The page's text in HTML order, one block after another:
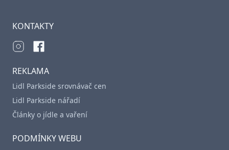
KONTAKTY
REKLAMA
Lidl Parkside srovnávač cen
Lidl Parkside nářadí
Články o jídle a vaření
PODMÍNKY WEBU